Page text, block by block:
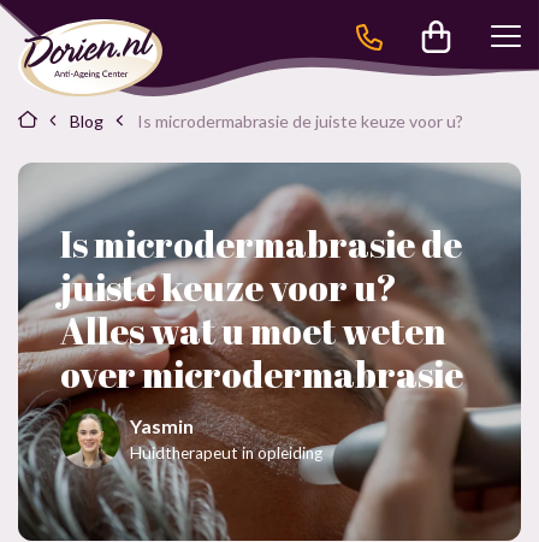
Blog Is microdermabrasie de juiste keuze voor u?
Is microdermabrasie de
juiste keuze voor u?
Alles wat u moet weten
over microdermabrasie
Yasmin
Huidtherapeut in opleiding